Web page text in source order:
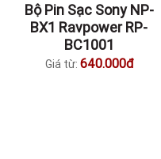
Bộ Pin Sạc Sony NP-
BX1 Ravpower RP-
BC1001
Giá từ: 640.000đ